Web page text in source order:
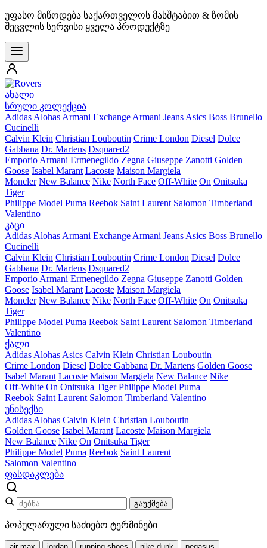
უფასო მიწოდება საქართველოს მასშტაბით & ზომის
შეცვლის სერვისი ყველა პროდუქტზე
ახალი
სრული კოლექცია
Adidas Alohas Armani Exchange Armani Jeans Asics Boss Brunello
Cucinelli
Calvin Klein Christian Louboutin Crime London Diesel Dolce
Gabbana Dr. Martens Dsquared2
Emporio Armani Ermenegildo Zegna Giuseppe Zanotti Golden
Goose Isabel Marant Lacoste Maison Margiela
Moncler New Balance Nike North Face Off-White On Onitsuka
Tiger
Philippe Model Puma Reebok Saint Laurent Salomon Timberland
Valentino
კაცი
Adidas Alohas Armani Exchange Armani Jeans Asics Boss Brunello
Cucinelli
Calvin Klein Christian Louboutin Crime London Diesel Dolce
Gabbana Dr. Martens Dsquared2
Emporio Armani Ermenegildo Zegna Giuseppe Zanotti Golden
Goose Isabel Marant Lacoste Maison Margiela
Moncler New Balance Nike North Face Off-White On Onitsuka
Tiger
Philippe Model Puma Reebok Saint Laurent Salomon Timberland
Valentino
ქალი
Adidas Alohas Asics Calvin Klein Christian Louboutin
Crime London Diesel Dolce Gabbana Dr. Martens Golden Goose
Isabel Marant Lacoste Maison Margiela New Balance Nike
Off-White On Onitsuka Tiger Philippe Model Puma
Reebok Saint Laurent Salomon Timberland Valentino
უნისექსი
Adidas Alohas Calvin Klein Christian Louboutin
Golden Goose Isabel Marant Lacoste Maison Margiela
New Balance Nike On Onitsuka Tiger
Philippe Model Puma Reebok Saint Laurent
Salomon Valentino
ფასდაკლება
გაუქმება
პოპულარული საძიებო ტერმინები